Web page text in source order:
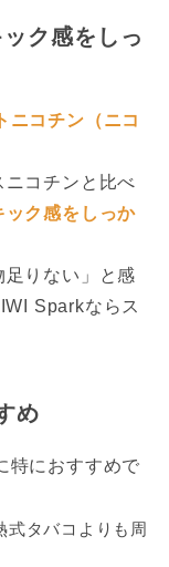
ク感をしっ
ニコチン（ニコ
ニコチンと比べ
ック感をしっか
りない」と感
Sparkならス
め
特におすすめで
式タバコよりも周